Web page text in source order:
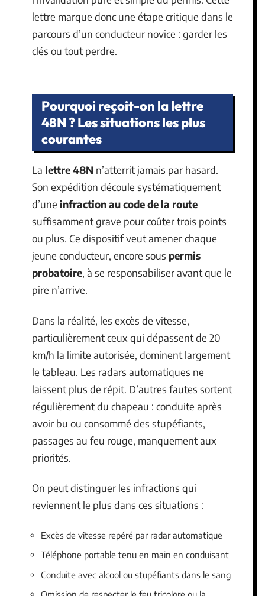
lettre marque donc une étape critique dans le
parcours d’un conducteur novice : garder les
clés ou tout perdre.
Pourquoi reçoit-on la lettre
48N ? Les situations les plus
courantes
La lettre 48N n’atterrit jamais par hasard.
Son expédition découle systématiquement
d’une infraction au code de la route
suffisamment grave pour coûter trois points
ou plus. Ce dispositif veut amener chaque
jeune conducteur, encore sous permis
probatoire, à se responsabiliser avant que le
pire n’arrive.
Dans la réalité, les excès de vitesse,
particulièrement ceux qui dépassent de 20
km/h la limite autorisée, dominent largement
le tableau. Les radars automatiques ne
laissent plus de répit. D’autres fautes sortent
régulièrement du chapeau : conduite après
avoir bu ou consommé des stupéfiants,
passages au feu rouge, manquement aux
priorités.
On peut distinguer les infractions qui
reviennent le plus dans ces situations :
Excès de vitesse repéré par radar automatique
Téléphone portable tenu en main en conduisant
Conduite avec alcool ou stupéfiants dans le sang